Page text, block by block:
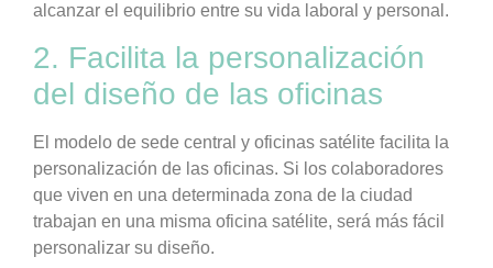
alcanzar el equilibrio entre su vida laboral y personal.
2. Facilita la personalización
del diseño de las oficinas
El modelo de sede central y oficinas satélite facilita la
personalización de las oficinas. Si los colaboradores
que viven en una determinada zona de la ciudad
trabajan en una misma oficina satélite, será más fácil
personalizar su diseño.